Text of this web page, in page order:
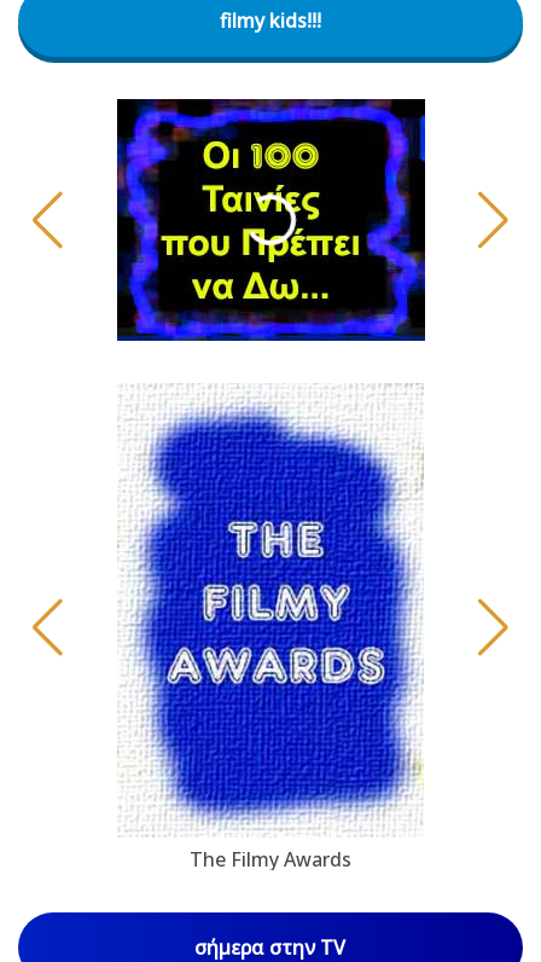
filmy kids!!!
The Filmy Awards
σήμερα στην TV